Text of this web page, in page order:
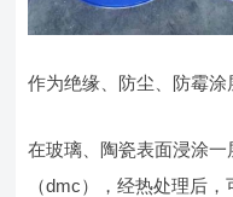
作为绝缘、防尘、防霉涂
在玻璃、陶瓷表面浸涂
（dmc），经热处理后